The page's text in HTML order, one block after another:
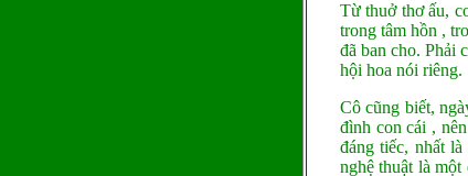
Từ thuở thơ ấu,
trong tâm hồn ,
đã ban cho. Phải
hội hoa nói riêng.
Cô cũng biết,
đình con cái ,
đáng tiếc, nhất
nghệ thuật là